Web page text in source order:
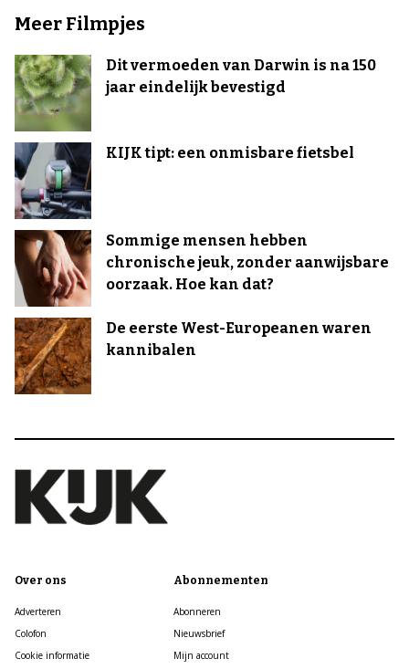
Meer Filmpjes
Dit vermoeden van Darwin is na 150
jaar eindelijk bevestigd
KIJK tipt: een onmisbare fietsbel
Sommige mensen hebben
chronische jeuk, zonder aanwijsbare
oorzaak. Hoe kan dat?
De eerste West-Europeanen waren
kannibalen
Over ons
Adverteren
Colofon
Cookie informatie
Abonnementen
Abonneren
Nieuwsbrief
Mijn account